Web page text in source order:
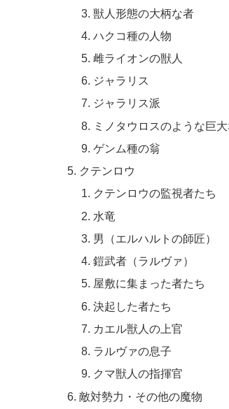
獣人形態の大柄な者
ハクコ種の人物
雌ライオンの獣人
ジャラリス
ジャラリス派
ミノタウロスのような巨大
ゲンム種の翁
クテンロウ
クテンロウの監視者たち
水竜
男（エルハルトの師匠）
鎧武者（ラルヴァ）
屋敷に集まった者たち
決起した者たち
カエル獣人の上官
ラルヴァの息子
クマ獣人の指揮官
敵対勢力・その他の魔物